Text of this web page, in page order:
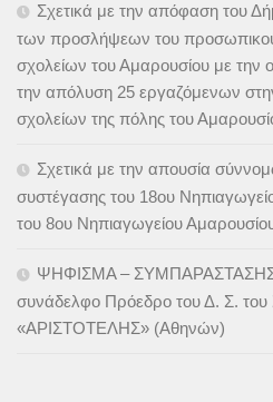
Σχετικά με την απόφαση του
των προσλήψεων του
σχολείων του Αμαρουσίου με την
την απόλυση 25 εργαζόμενων
σχολείων της πόλης του
Σχετικά με την απουσία
συστέγασης του 18ου
του 8ου Νηπιαγωγείου
ΨΗΦΙΣΜΑ –
συνάδελφο Πρόεδρο του Δ. Σ.
«ΑΡΙΣΤΟΤΕΛΗΣ» (Αθηνών)